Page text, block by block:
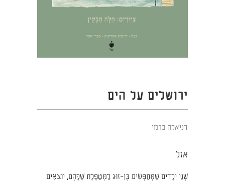
ירושלים על הים
דניאלה כרמי
אזל
שְׁנֵי יְלָדִים שֶׁמְּחַפְּשִׂים בֶּן–זוּג לַמְּטַפֶּלֶת שֶׁלָּהֶם, יוֹצְאִים